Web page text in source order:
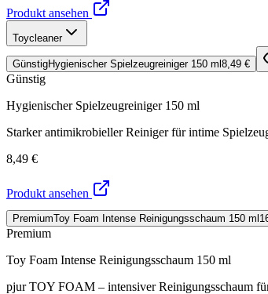
Produkt ansehen
Toycleaner
GünstigHygienischer Spielzeugreiniger 150 ml 8,49 €
Günstig
Hygienischer Spielzeugreiniger 150 ml
Starker antimikrobieller Reiniger für intime
8,49 €
Produkt ansehen
PremiumToy Foam Intense Reinigungsschaum 150 ml
Premium
Toy Foam Intense Reinigungsschaum 150 ml
pjur TOY FOAM – intensiver Reinigungsschaum